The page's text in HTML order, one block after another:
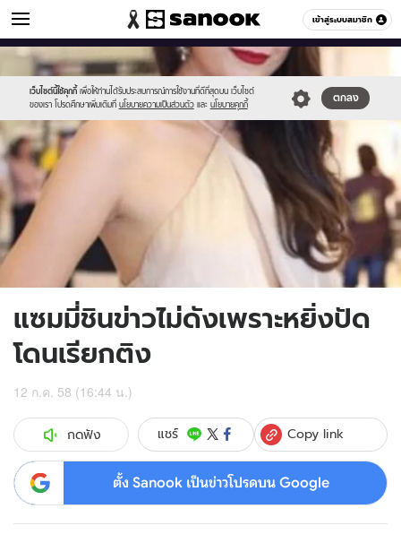
เข้าสู่ระบบสมาชิก
ข่าวบันเทิง หมวดอื่นๆ
เว็บไซต์นี้ใช้คุกกี้ เพื่อให้ท่านได้รับประสบการณ์การใช้งานที่ดีที่สุดบน เว็บไซต์
ของเรา โปรดศึกษาเพิ่มเติมที่ นโยบายความเป็นส่วนตัว และ นโยบายคุกกี้
ตกลง
Sanook
//s.isanook.com/sr/0/images/logo-
new-
sanook.png
600
60
//s.isanook.com/ns/0/ud/365/1828594/631425-
02.jpg
แซมมี่ชินข่าวไม่ดังเพราะหยิ่งปัด
โดนเรียกติง
12 ก.ค. 58 (16:44 น.)
กดฟัง แชร์ Copy link
ตั้ง Sanook เป็นข่าวโปรดบน Google